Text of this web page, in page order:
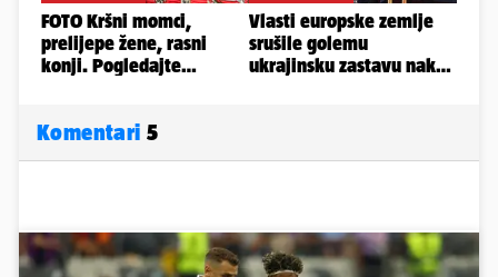
Komentari 5